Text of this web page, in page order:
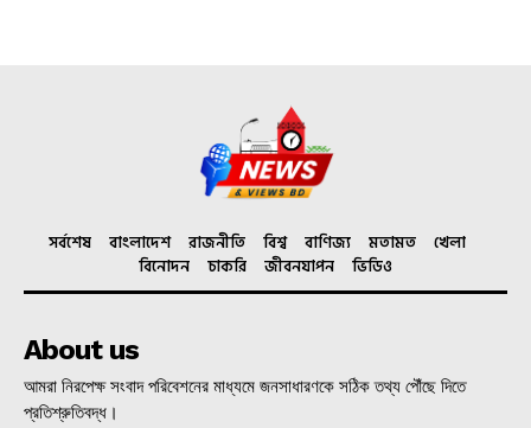
সর্বশেষ বাংলাদেশ রাজনীতি বিশ্ব বাণিজ্য মতামত
খেলা
বিনোদন
চাকরি জীবনযাপন ভিডিও
About us
আমরা নিরপেক্ষ সংবাদ পরিবেশনের মাধ্যমে জনসাধারণকে সঠিক তথ্য পৌঁছে দিতে
প্রতিশ্রুতিবদ্ধ।